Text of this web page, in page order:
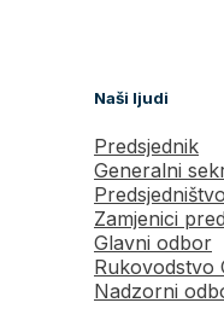
Naši ljudi
Predsjednik
Generalni
Predsjedništvo
Zamjenici
Glavni odbor
Rukovodstvo
Nadzorni